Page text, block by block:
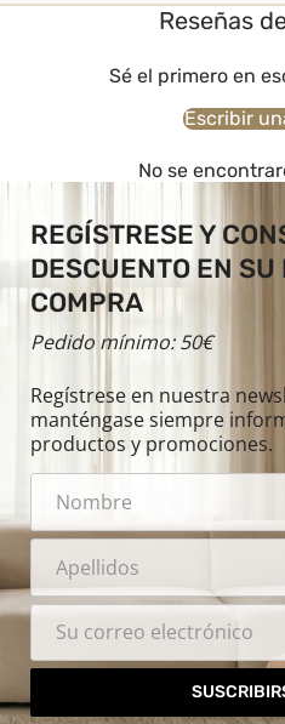
Reseñas
Sé el primero en
Escribir
No se
REGÍSTRESE Y
DESCUENTO EN SU
COMPRA
Pedido mínimo: 50€
Regístrese en nuestra
manténgase siempre
productos y promociones.